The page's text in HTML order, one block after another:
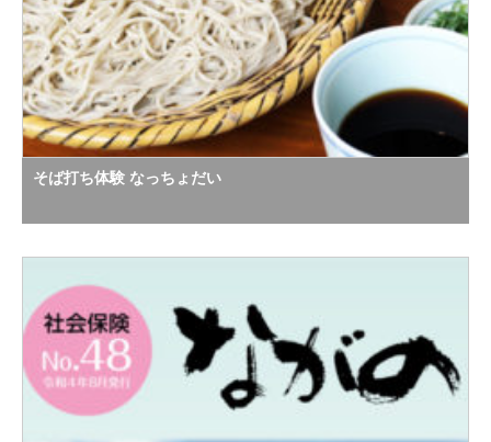
そば打ち体験 なっちょだい